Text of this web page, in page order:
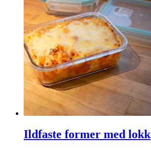
Ildfaste former med lokk